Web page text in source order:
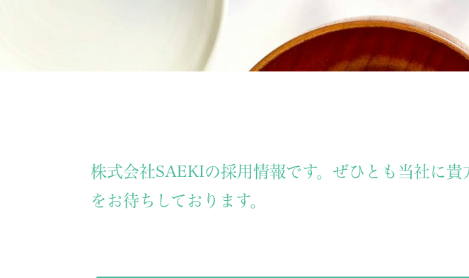
株式会社SAEKIの採用情報です。ぜひとも当社に
をお待ちしております。